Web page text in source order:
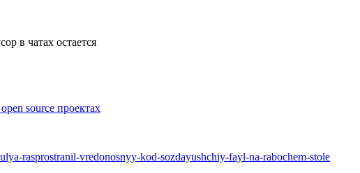
в чатах остается
source проектах
rasprostranil-vredonosnyy-kod-sozdayushchiy-fayl-na-rabochem-stole